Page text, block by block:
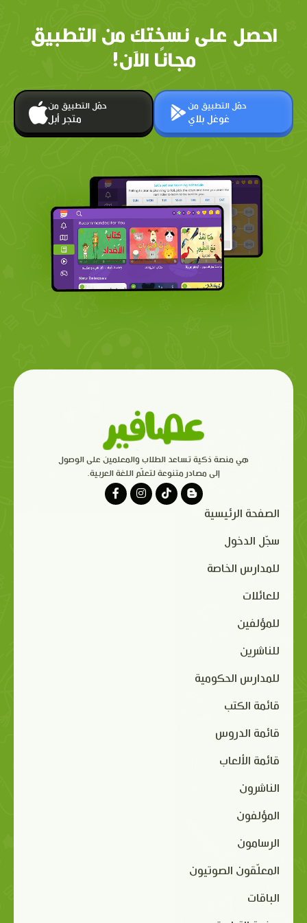
احصل على نسختك من التطبيق
مجانًا الآن!
حمّل التطبيق من
متجر أبل
حمّل التطبيق من
غوغل بلاي
هي منصة ذكية تساعد الطلاب والمعلمين على الوصول
إلى مصادر متنوعة لتعلّم اللغة العربية.
الصفحة الرئيسية
سجّل الدخول
للمدارس الخاصة
للعائلات
للمؤلفين
للناشرين
للمدارس الحكومية
قائمة الكتب
قائمة الدروس
قائمة الألعاب
الناشرون
المؤلفون
الرسامون
المعلّقون الصوتيون
الباقات